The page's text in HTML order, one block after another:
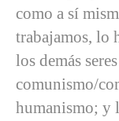
como a sí
trabajamos, lo
los demás
comunismo/
humanismo; y